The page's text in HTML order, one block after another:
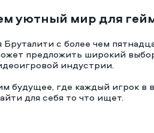
уютный мир для
Бруталити с более чем
предложить широкий
индустрии.
будущее, где каждый игрок в
для себя то что ищет.